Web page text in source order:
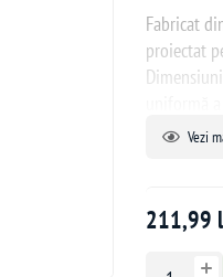
Fabricat
proiectat
IdealVezi
211,99